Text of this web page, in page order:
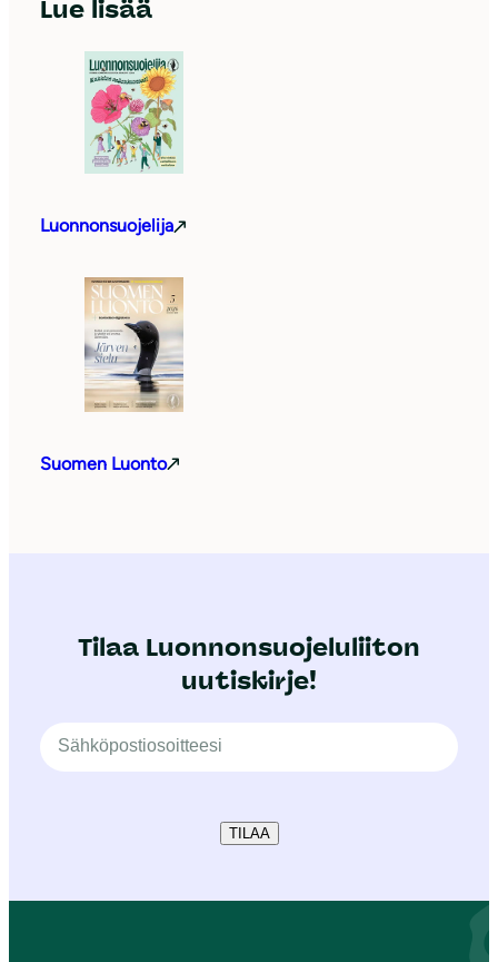
Lue lisää
Luonnonsuojelija
Suomen Luonto
Tilaa Luonnonsuojeluliiton
uutiskirje!
TILAA